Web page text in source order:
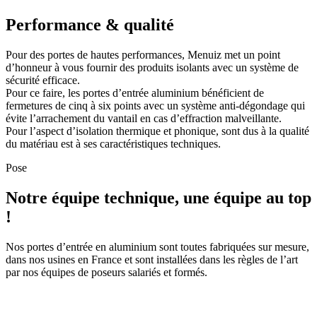
Performance & qualité
Pour des portes de hautes performances, Menuiz met un point
d’honneur à vous fournir des produits isolants avec un système de
sécurité efficace.
Pour ce faire, les portes d’entrée aluminium bénéficient de
fermetures de cinq à six points avec un système anti-dégondage qui
évite l’arrachement du vantail en cas d’effraction malveillante.
Pour l’aspect d’isolation thermique et phonique, sont dus à la qualité
du matériau est à ses caractéristiques techniques.
Pose
Notre équipe technique, une équipe au top
!
Nos portes d’entrée en aluminium sont toutes fabriquées sur mesure,
dans nos usines en France et sont installées dans les règles de l’art
par nos équipes de poseurs salariés et formés.